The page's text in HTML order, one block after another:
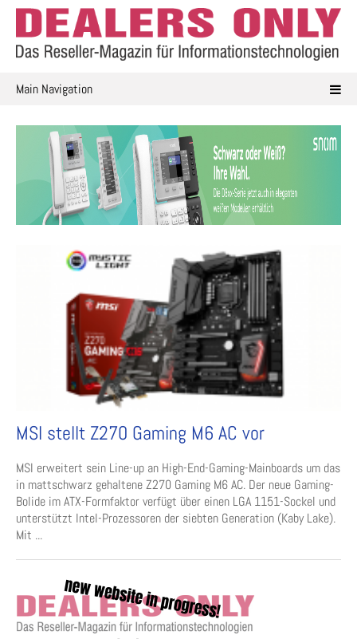
Skip
content
Main Navigation
MSI stellt Z270 Gaming M6 AC vor
MSI erweitert sein Line-up an High-End-Gaming-Mainboards um das
in mattschwarz gehaltene Z270 Gaming M6 AC. Der neue Gaming-
Bolide im ATX-Formfaktor verfügt über einen LGA 1151-Sockel und
unterstützt Intel-Prozessoren der siebten Generation (Kaby Lake).
Mit ...